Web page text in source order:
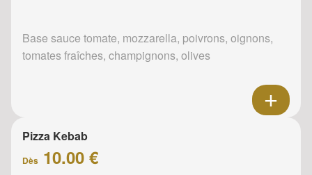
Base sauce tomate, mozzarella, poivrons, oignons,
tomates fraîches, champignons, olives
Pizza Kebab
Dès 10.00 €